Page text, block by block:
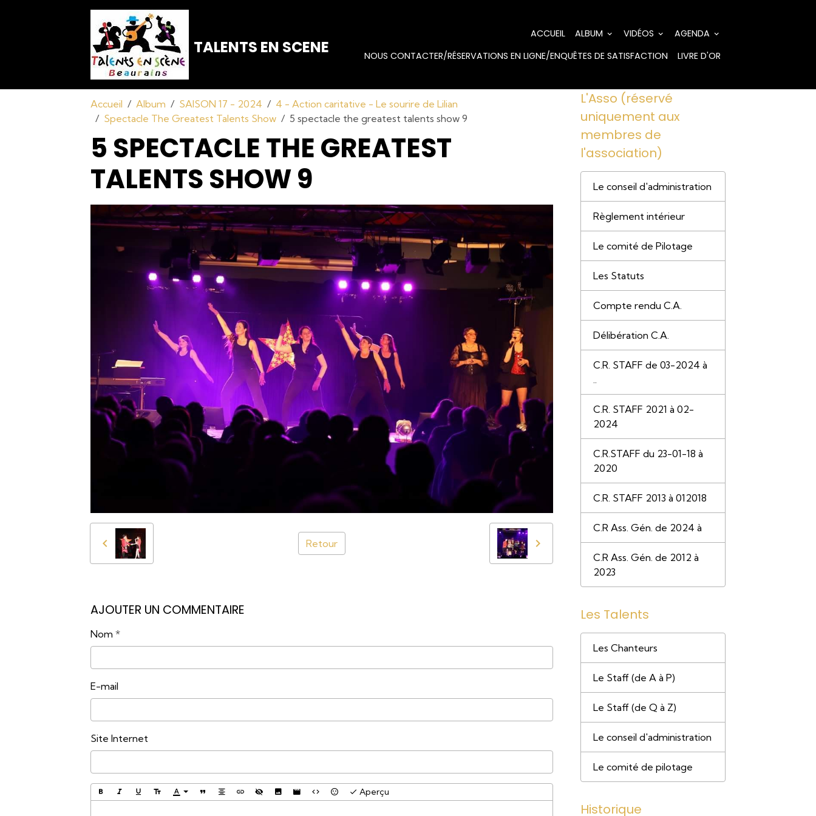
TALENTS EN SCENE
ACCUEIL ALBUM VIDÉOS
AGENDA
NOUS CONTACTER/RÉSERVATIONS EN LIGNE/ENQUÊTES DE SATISFACTION
LIVRE D'OR
Accueil Album SAISON 17 - 2024
4 - Action caritative - Le sourire de Lilian
Spectacle The Greatest Talents Show
5 spectacle the greatest talents show 9
5 SPECTACLE THE GREATEST
TALENTS SHOW 9
Retour
AJOUTER UN COMMENTAIRE
Nom
E-mail
Site Internet
Aperçu
L'Asso (réservé
uniquement aux
membres de
l'association)
Le conseil d'administration
Règlement intérieur
Le comité de Pilotage
Les Statuts
Compte rendu C.A.
Délibération C.A.
C.R. STAFF de 03-2024 à
..
C.R. STAFF 2021 à 02-
2024
C.R.STAFF du 23-01-18 à
2020
C.R. STAFF 2013 à 012018
C.R Ass. Gén. de 2024 à
C.R Ass. Gén. de 2012 à
2023
Les Talents
Les Chanteurs
Le Staff (de A à P)
Le Staff (de Q à Z)
Le conseil d'administration
Le comité de pilotage
Historique